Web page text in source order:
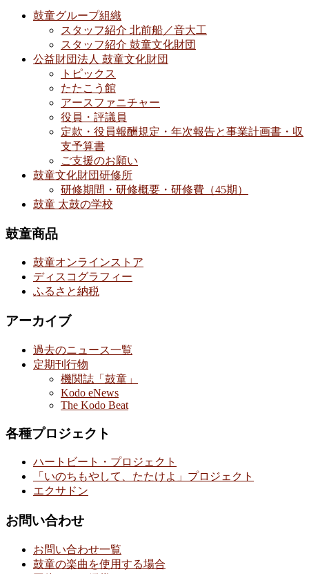
鼓童グループ組織
スタッフ紹介 北前船／音大工
スタッフ紹介 鼓童文化財団
公益財団法人 鼓童文化財団
トピックス
たたこう館
アースファニチャー
役員・評議員
定款・役員報酬規定・年次報告と事業計画書・収
支予算書
ご支援のお願い
鼓童文化財団研修所
研修期間・研修概要・研修費（45期）
鼓童 太鼓の学校
鼓童商品
鼓童オンラインストア
ディスコグラフィー
ふるさと納税
アーカイブ
過去のニュース一覧
定期刊行物
機関誌「鼓童」
Kodo eNews
The Kodo Beat
各種プロジェクト
ハートビート・プロジェクト
「いのちもやして、たたけよ」プロジェクト
エクサドン
お問い合わせ
お問い合わせ一覧
鼓童の楽曲を使用する場合